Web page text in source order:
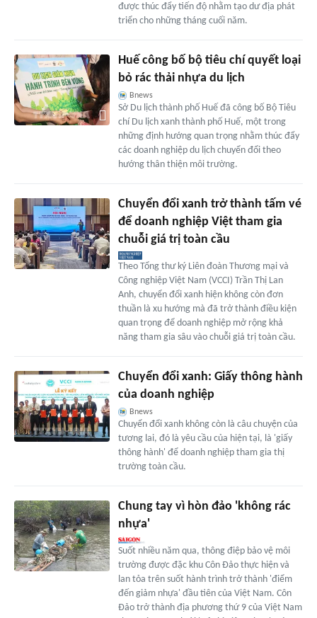
được thúc đẩy tiến độ nhằm tạo dư địa phát
triển cho những tháng cuối năm.
Huế công bố bộ tiêu chí quyết loại
bỏ rác thải nhựa du lịch
Bnews
Sở Du lịch thành phố Huế đã công bố Bộ Tiêu
chí Du lịch xanh thành phố Huế, một trong
những định hướng quan trọng nhằm thúc đẩy
các doanh nghiệp du lịch chuyển đổi theo
hướng thân thiện môi trường.
Chuyển đổi xanh trở thành tấm vé
để doanh nghiệp Việt tham gia
chuỗi giá trị toàn cầu
Theo Tổng thư ký Liên đoàn Thương mại và
Công nghiệp Việt Nam (VCCI) Trần Thị Lan
Anh, chuyển đổi xanh hiện không còn đơn
thuần là xu hướng mà đã trở thành điều kiện
quan trọng để doanh nghiệp mở rộng khả
năng tham gia sâu vào chuỗi giá trị toàn cầu.
Chuyển đổi xanh: Giấy thông hành
của doanh nghiệp
Bnews
Chuyển đổi xanh không còn là câu chuyện của
tương lai, đó là yêu cầu của hiện tại, là 'giấy
thông hành' để doanh nghiệp tham gia thị
trường toàn cầu.
Chung tay vì hòn đảo 'không rác
nhựa'
Suốt nhiều năm qua, thông điệp bảo vệ môi
trường được đặc khu Côn Đảo thực hiện và
lan tỏa trên suốt hành trình trở thành 'điểm
đến giảm nhựa' đầu tiên của Việt Nam. Côn
Đảo trở thành địa phương thứ 9 của Việt Nam